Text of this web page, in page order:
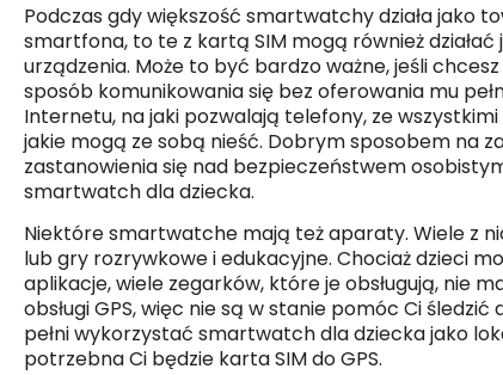
Podczas gdy większość smartwatchy działa jako
smartfona, to te z kartą SIM mogą również działać
urządzenia. Może to być bardzo ważne, jeśli
sposób komunikowania się bez oferowania mu
Internetu, na jaki pozwalają telefony, ze
jakie mogą ze sobą nieść. Dobrym sposobem na
zastanowienia się nad bezpieczeństwem
smartwatch dla dziecka.
Niektóre smartwatche mają też aparaty. Wiele z
lub gry rozrywkowe i edukacyjne. Chociaż dzieci
aplikacje, wiele zegarków, które je obsługują, nie
obsługi GPS, więc nie są w stanie pomóc Ci śledzić
pełni wykorzystać smartwatch dla dziecka jako
potrzebna Ci będzie karta SIM do GPS.